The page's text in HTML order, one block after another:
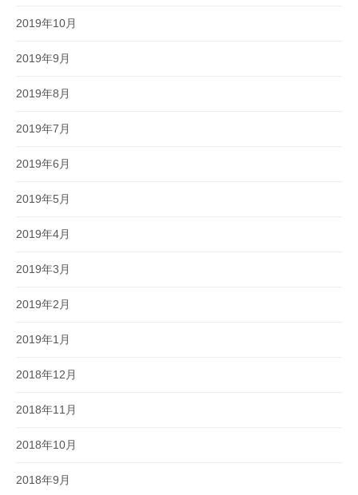
2019年10月
2019年9月
2019年8月
2019年7月
2019年6月
2019年5月
2019年4月
2019年3月
2019年2月
2019年1月
2018年12月
2018年11月
2018年10月
2018年9月